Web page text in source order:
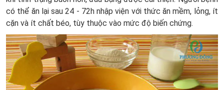
có thể ăn lại sau 24 - 72h nhập viện với thức ăn mềm, lỏng, ít
cặn và ít chất béo, tùy thuộc vào mức độ biến chứng.